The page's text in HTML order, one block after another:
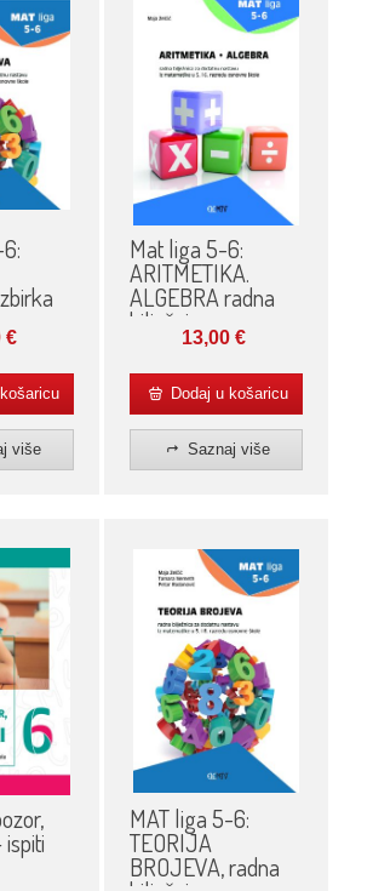
€
više
Mat liga 5-6:
ARITMETIKA.
ALGEBRA radna
bilježnica
13,00€
Dodaj u košaricu
Saznaj više
MAT liga 5-6:
TEORIJA
BROJEVA, radna